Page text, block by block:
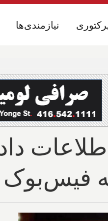
نیازمندی‌ها
نیازمندی‌ها